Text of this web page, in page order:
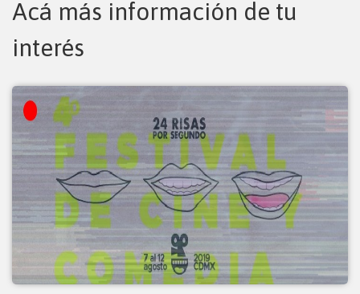
Acá más información de tu
interés